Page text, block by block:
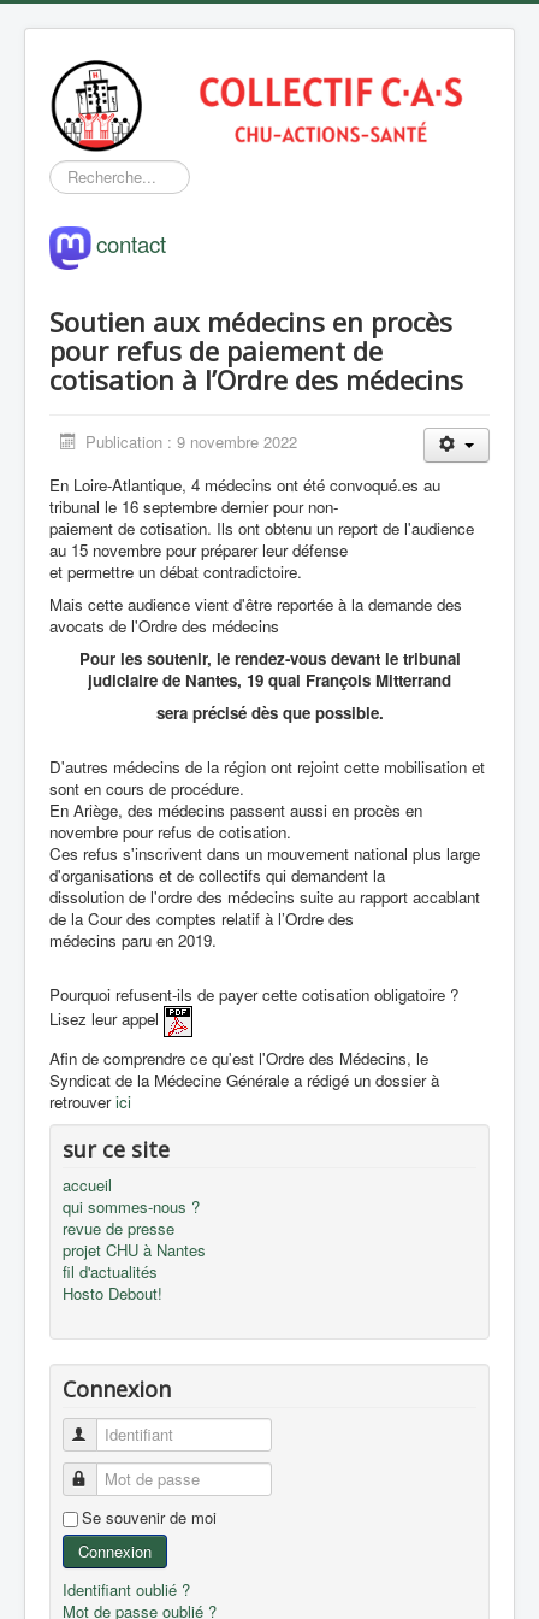
Rechercher
contact
Soutien aux médecins en procès
pour refus de paiement de
cotisation à l’Ordre des médecins
Publication : 9 novembre 2022
En Loire-Atlantique, 4 médecins ont été convoqué.es au
tribunal le 16 septembre dernier pour non-
paiement de cotisation. Ils ont obtenu un report de l'audience
au 15 novembre pour préparer leur défense
et permettre un débat contradictoire.
Mais cette audience vient d'être reportée à la demande des
avocats de l'Ordre des médecins
Pour les soutenir, le rendez-vous devant le tribunal
judiciaire de Nantes, 19 quai François Mitterrand
sera précisé dès que possible.
D'autres médecins de la région ont rejoint cette mobilisation et
sont en cours de procédure.
En Ariège, des médecins passent aussi en procès en
novembre pour refus de cotisation.
Ces refus s'inscrivent dans un mouvement national plus large
d'organisations et de collectifs qui demandent la
dissolution de l'ordre des médecins suite au rapport accablant
de la Cour des comptes relatif à l’Ordre des
médecins paru en 2019.
Pourquoi refusent-ils de payer cette cotisation obligatoire ?
Lisez leur appel
Afin de comprendre ce qu'est l'Ordre des Médecins, le
Syndicat de la Médecine Générale a rédigé un dossier à
retrouverici
sur ce site
accueil
qui sommes-nous ?
revue de presse
projet CHU à Nantes
fil d'actualités
Hosto Debout!
Connexion
Identifiant
Mot de passe
Se souvenir de moi
Connexion
Identifiant oublié ?
Mot de passe oublié ?